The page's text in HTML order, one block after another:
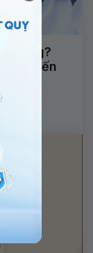
không?
đến